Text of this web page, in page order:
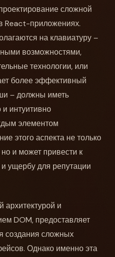
сложной
React-приложениях.
на клавиатуру –
возможностями,
технологии, или
более эффективный
– должны иметь
интуитивно
элементом
этого аспекта не только
и может привести к
ущербу для репутации
архитектурой и
DOM, предоставляет
создания сложных
Однако именно эта